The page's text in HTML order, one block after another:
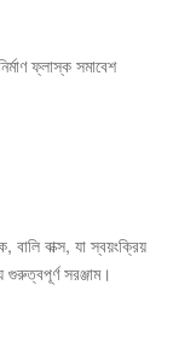
ফ্লাস্ক সমাবেশ
বালি বাক্স, যা স্বয়ংক্রিয়
সরঞ্জাম।